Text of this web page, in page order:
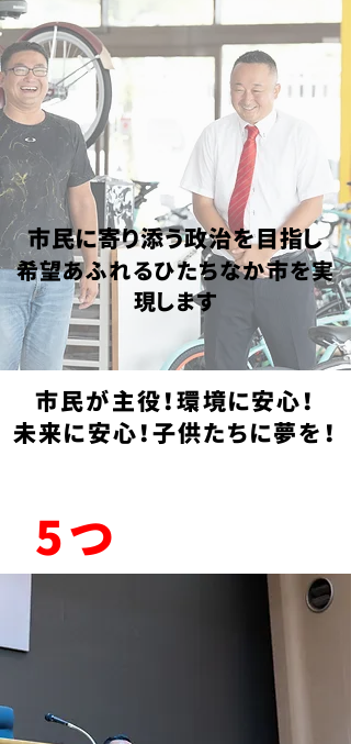
市民に寄り添う政治を目指し
希望あふれるひたちなか市を実
現します
市民が主役！環境に安心！
​未来に安心！子供たちに夢を！
5つ